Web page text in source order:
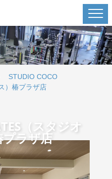
STUDIO COCO
）椿プラザ店
（スタジオ
ラザ店